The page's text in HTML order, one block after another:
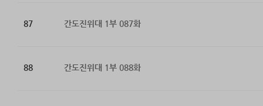
87 간도진위대 1부 087화
88 간도진위대 1부 088화